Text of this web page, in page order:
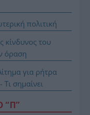
πολιτική
κίνδυνος του
όραση
για ρήτρα
σημαίνει
“Π”